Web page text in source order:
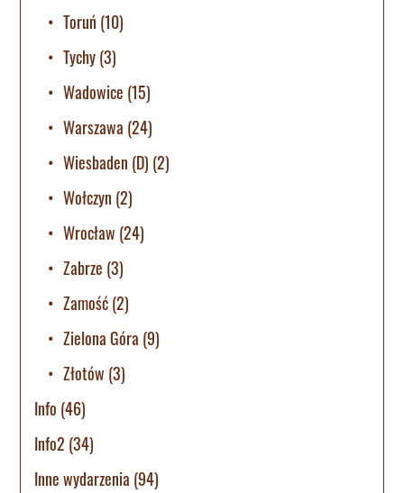
Toruń (10)
Tychy(3)
Wadowice (15)
Warszawa (24)
Wiesbaden (D) (2)
Wołczyn (2)
Wrocław (24)
Zabrze (3)
Zamość(2)
Zielona Góra (9)
Złotów (3)
Info (46)
Info2 (34)
Inne wydarzenia (94)